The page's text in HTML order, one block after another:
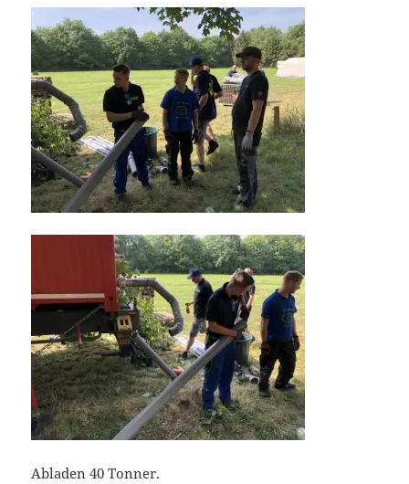
Abladen 40 Tonner.